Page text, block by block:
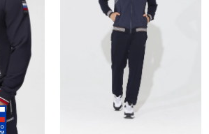
округ (3)
округ (1)